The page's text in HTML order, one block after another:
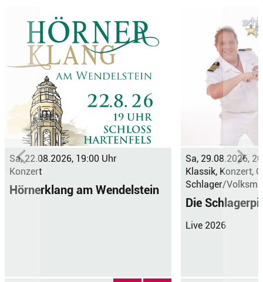
Sa, 22.08.2026, 19:00 Uhr
Konzert
Hörnerklang am Wendelstein
Sa, 29.08.2026,
Klassik, Konzert,
Schlager/
Die
Live 2026